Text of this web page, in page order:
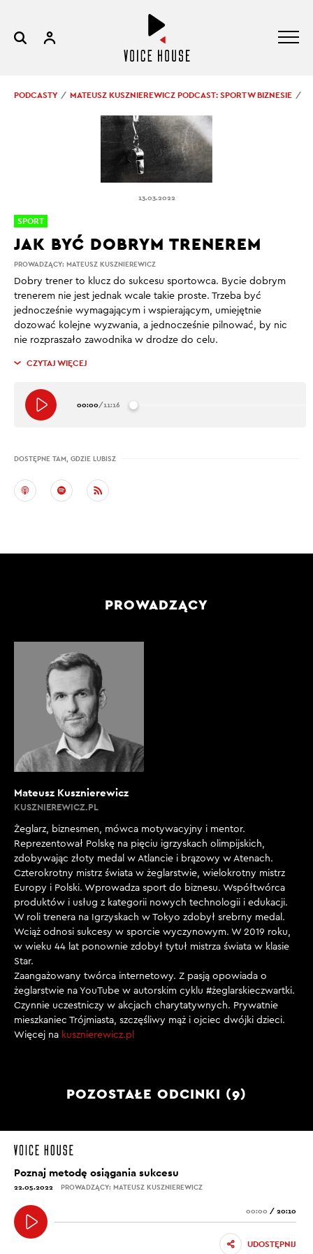
PODCASTY MATEUSZ KUSZNIEREWICZ PODCAST: SPORT W BIZNESIE
13.03.2022
PROWADZĄCY: MATEUSZ KUSZNIEREWICZ
JAK BYĆ DOBRYM TRENEREM
Dobry trener to klucz do sukcesu sportowca. Bycie dobrym
trenerem nie jest jednak wcale takie proste. Trzeba być
jednocześnie wymagającym i wspierającym, umiejętnie
dozować kolejne wyzwania, a jednocześnie pilnować, by nic
nie rozpraszało zawodnika w drodze do celu.
CZYTAJ WIĘCEJ
00:00/11:16
DOSTĘPNE TAM, GDZIE LUBISZ
SPORT
PROWADZĄCY
Mateusz Kusznierewicz
KUSZNIEREWICZ.PL
Żeglarz, biznesmen, mówca motywacyjny i mentor.
Reprezentował Polskę na pięciu igrzyskach olimpijskich,
zdobywając złoty medal w Atlancie i brązowy w Atenach.
Czterokrotny mistrz świata w żeglarstwie, wielokrotny mistrz
Europy i Polski. Wprowadza sport do biznesu. Współtwórca
produktów i usług z kategorii nowych technologii i edukacji.
W roli trenera na Igrzyskach w Tokyo zdobył srebrny medal.
Wciąż odnosi sukcesy w sporcie wyczynowym. W 2019 roku,
w wieku 44 lat ponownie zdobył tytuł mistrza świata w klasie
Star.
Zaangażowany twórca internetowy. Z pasją opowiada o
żeglarstwie na YouTube w autorskim cyklu #żeglarskieczwartki.
Czynnie uczestniczy w akcjach charytatywnych. Prywatnie
mieszkaniec Trójmiasta, szczęśliwy mąż i ojciec dwójki dzieci.
Więcej na kusznierewicz.pl
POZOSTAŁE ODCINKI (9)
Poznaj metodę osiągania sukcesu
22.05.2022 PROWADZĄCY: MATEUSZ KUSZNIEREWICZ
00:00 / 20:10
UDOSTĘPNIJ